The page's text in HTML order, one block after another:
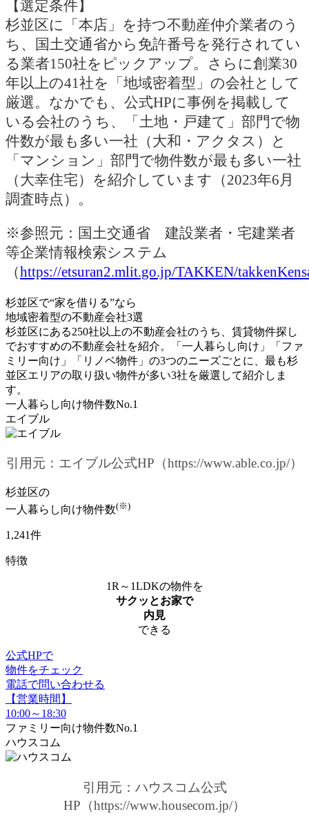
【選定条件】
杉並区に「本店」を持つ不動産仲介業者のう
ち、国土交通省から免許番号を発行されてい
る業者150社をピックアップ。さらに創業30
年以上の41社を「地域密着型」の会社として
厳選。なかでも、公式HPに事例を掲載して
いる会社のうち、「土地・戸建て」部門で物
件数が最も多い一社（大和・アクタス）と
「マンション」部門で物件数が最も多い一社
（大幸住宅）を紹介しています（2023年6月
調査時点）。
※参照元：国土交通省 建設業者・宅建業者
等企業情報検索システム
（https://etsuran2.mlit.go.jp/TAKKEN/
杉並区で“家を借りる”なら
地域密着型の不動産会社3選
杉並区にある250社以上の不動産会社のうち、賃貸物件探し
でおすすめの不動産会社を紹介。「一人暮らし向け」「ファ
ミリー向け」「リノベ物件」の3つのニーズごとに、 最も杉
並区エリアの取り扱い物件が多い3社を厳選して紹介しま
す。
一人暮らし向け物件数No.1
エイブル
引用元：エイブル公式HP（https://www.able.co.jp/）
杉並区の
一人暮らし向け物件数(※)
1,241件
特徴
1R～1LDKの物件を
サクッとお家で
内見
できる
公式HPで
物件をチェック
電話で問い合わせる
【営業時間】
10:00～18:30
ファミリー向け物件数No.1
ハウスコム
引用元：ハウスコム公式
HP（https://www.housecom.jp/）